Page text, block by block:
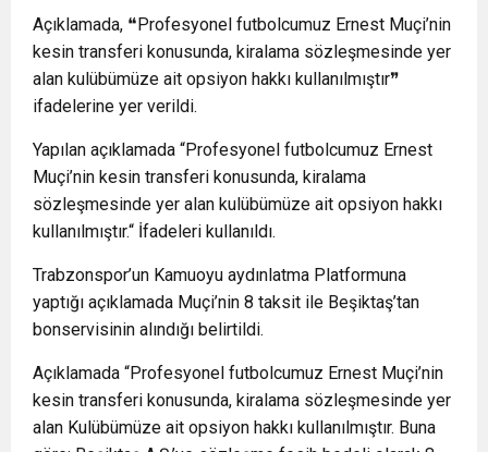
Açıklamada, ❝Profesyonel futbolcumuz Ernest Muçi’nin
kesin transferi konusunda, kiralama sözleşmesinde yer
alan kulübümüze ait opsiyon hakkı kullanılmıştır❞
ifadelerine yer verildi.
Yapılan açıklamada “Profesyonel futbolcumuz Ernest
Muçi’nin kesin transferi konusunda, kiralama
sözleşmesinde yer alan kulübümüze ait opsiyon hakkı
kullanılmıştır.“ İfadeleri kullanıldı.
Trabzonspor’un Kamuoyu aydınlatma Platformuna
yaptığı açıklamada Muçi’nin 8 taksit ile Beşiktaş’tan
bonservisinin alındığı belirtildi.
Açıklamada “Profesyonel futbolcumuz Ernest Muçi’nin
kesin transferi konusunda, kiralama sözleşmesinde yer
alan Kulübümüze ait opsiyon hakkı kullanılmıştır. Buna